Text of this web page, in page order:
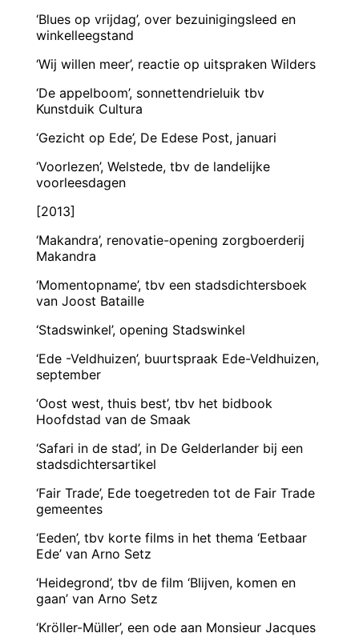
‘Blues op vrijdag’, over bezuinigingsleed en
winkelleegstand
‘Wij willen meer’, reactie op uitspraken Wilders
‘De appelboom’, sonnettendrieluik tbv
Kunstduik Cultura
‘Gezicht op Ede’, De Edese Post, januari
‘Voorlezen’, Welstede, tbv de landelijke
voorleesdagen
[2013]
‘Makandra’, renovatie-opening zorgboerderij
Makandra
‘Momentopname’, tbv een stadsdichtersboek
van Joost Bataille
‘Stadswinkel’, opening Stadswinkel
‘Ede -Veldhuizen’, buurtspraak Ede-Veldhuizen,
september
‘Oost west, thuis best’, tbv het bidbook
Hoofdstad van de Smaak
‘Safari in de stad’, in De Gelderlander bij een
stadsdichtersartikel
‘Fair Trade’, Ede toegetreden tot de Fair Trade
gemeentes
‘Eeden’, tbv korte films in het thema ‘Eetbaar
Ede’ van Arno Setz
‘Heidegrond’, tbv de film ‘Blijven, komen en
gaan’ van Arno Setz
‘Kröller-Müller’, een ode aan Monsieur Jacques